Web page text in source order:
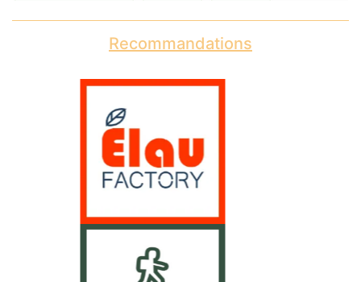
Recommandations